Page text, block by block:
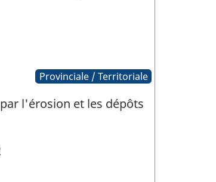
Provinciale / Territoriale
l'érosion et les dépôts